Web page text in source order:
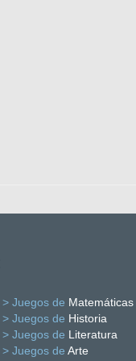
> Juegos de Matemáticas
> Juegos de Historia
> Juegos de Literatura
> Juegos de Arte